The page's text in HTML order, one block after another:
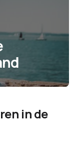
in de